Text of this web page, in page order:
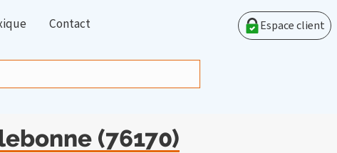
Contact Espace client
(76170)